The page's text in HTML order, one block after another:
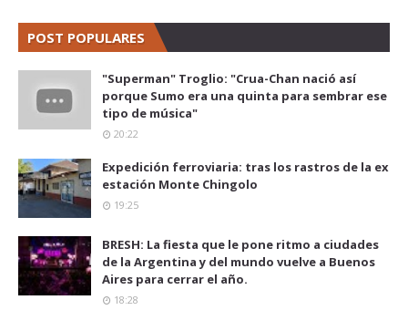
POST POPULARES
"Superman" Troglio: "Crua-Chan nació así
porque Sumo era una quinta para sembrar ese
tipo de música"
20:22
Expedición ferroviaria: tras los rastros de la ex
estación Monte Chingolo
19:25
BRESH: La fiesta que le pone ritmo a ciudades
de la Argentina y del mundo vuelve a Buenos
Aires para cerrar el año.
18:28